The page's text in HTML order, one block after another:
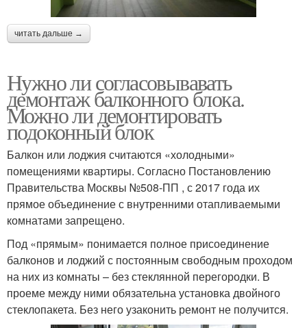
читать дальше →
Нужно ли согласовывавать
демонтаж балконного блока.
Можно ли демонтировать
подоконный блок
Балкон или лоджия считаются «холодными»
помещениями квартиры. Согласно Постановлению
Правительства Москвы №508-ПП , с 2017 года их
прямое объединение с внутренними отапливаемыми
комнатами запрещено.
Под «прямым» понимается полное присоединение
балконов и лоджий с постоянным свободным проходом
на них из комнаты – без стеклянной перегородки. В
проеме между ними обязательна установка двойного
стеклопакета. Без него узаконить ремонт не получится.